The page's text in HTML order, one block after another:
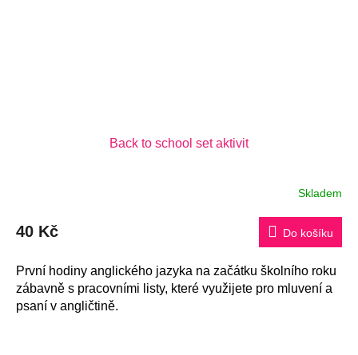
Back to school set aktivit
je
5
hvězdiček.
Skladem
40 Kč Do košíku
První hodiny anglického jazyka na začátku školního roku
zábavně s pracovními listy, které využijete pro mluvení a
psaní v angličtině.